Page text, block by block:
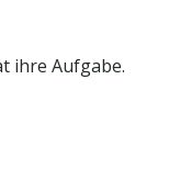
ihre Aufgabe.